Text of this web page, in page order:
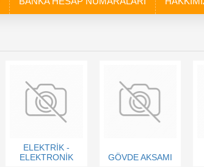
ELEKTRİK -
ELEKTRONİK
GÖVDE AKSAMI